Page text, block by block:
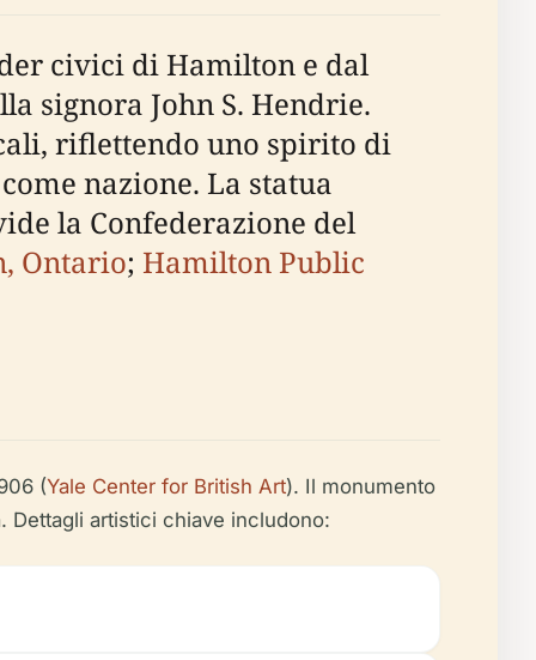
civici di Hamilton e dal
signora John S. Hendrie.
riflettendo uno spirito di
nazione. La statua
la Confederazione del
Ontario; Hamilton Public
(Yale Center for British Art). Il monumento
Dettagli artistici chiave includono: